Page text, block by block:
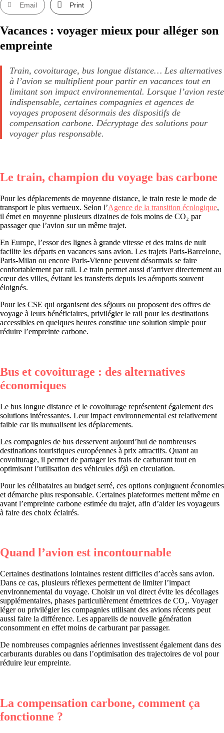
Email Print
Vacances : voyager mieux pour alléger son
empreinte
Train, covoiturage, bus longue distance… Les alternatives
à l’avion se multiplient pour partir en vacances tout en
limitant son impact environnemental. Lorsque l’avion reste
indispensable, certaines compagnies et agences de
voyages proposent désormais des dispositifs de
compensation carbone. Décryptage des solutions pour
voyager plus responsable.
Le train, champion du voyage bas carbone
Pour les déplacements de moyenne distance, le train reste le mode de
transport le plus vertueux. Selon l’Agence de la transition écologique,
il émet en moyenne plusieurs dizaines de fois moins de CO₂ par
passager que l’avion sur un même trajet.
En Europe, l’essor des lignes à grande vitesse et des trains de nuit
facilite les départs en vacances sans avion. Les trajets Paris-Barcelone,
Paris-Milan ou encore Paris-Vienne peuvent désormais se faire
confortablement par rail. Le train permet aussi d’arriver directement au
cœur des villes, évitant les transferts depuis les aéroports souvent
éloignés.
Pour les CSE qui organisent des séjours ou proposent des offres de
voyage à leurs bénéficiaires, privilégier le rail pour les destinations
accessibles en quelques heures constitue une solution simple pour
réduire l’empreinte carbone.
Bus et covoiturage : des alternatives
économiques
Le bus longue distance et le covoiturage représentent également des
solutions intéressantes. Leur impact environnemental est relativement
faible car ils mutualisent les déplacements.
Les compagnies de bus desservent aujourd’hui de nombreuses
destinations touristiques européennes à prix attractifs. Quant au
covoiturage, il permet de partager les frais de carburant tout en
optimisant l’utilisation des véhicules déjà en circulation.
Pour les célibataires au budget serré, ces options conjuguent économies
et démarche plus responsable. Certaines plateformes mettent même en
avant l’empreinte carbone estimée du trajet, afin d’aider les voyageurs
à faire des choix éclairés.
Quand l’avion est incontournable
Certaines destinations lointaines restent difficiles d’accès sans avion.
Dans ce cas, plusieurs réflexes permettent de limiter l’impact
environnemental du voyage. Choisir un vol direct évite les décollages
supplémentaires, phases particulièrement émettrices de CO₂. Voyager
léger ou privilégier les compagnies utilisant des avions récents peut
aussi faire la différence. Les appareils de nouvelle génération
consomment en effet moins de carburant par passager.
De nombreuses compagnies aériennes investissent également dans des
carburants durables ou dans l’optimisation des trajectoires de vol pour
réduire leur empreinte.
La compensation carbone, comment ça
fonctionne ?